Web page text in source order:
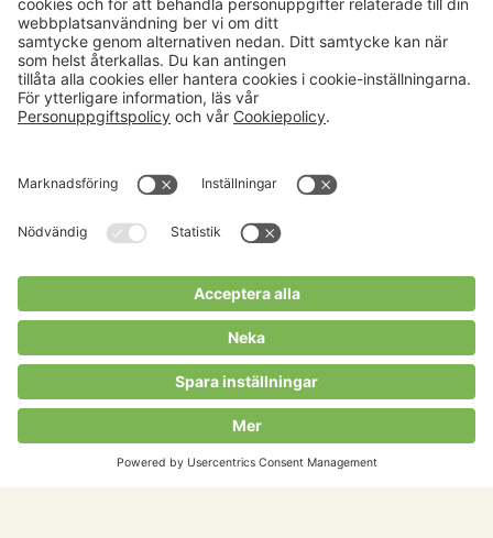
Karriär
Kalender
Verksamheter
Om Hushållningssällskapet
Hushållningssällskapens
Tjänster
Välkommen till Portalen!
Cookies m.m.
Cookies
Allmänna villkor